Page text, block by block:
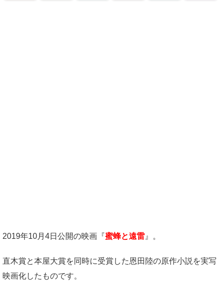
2019年10月4日公開の映画『蜜蜂と遠雷 』。
直木賞と本屋大賞を同時に受賞した恩田陸の原作小説を実写
映画化したものです。